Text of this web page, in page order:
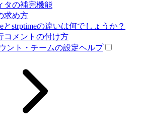
タの補完機能
求め方
とstrptimeの違いは何でしょうか？
コメントの付け方
ント・チームの設定ヘルプ